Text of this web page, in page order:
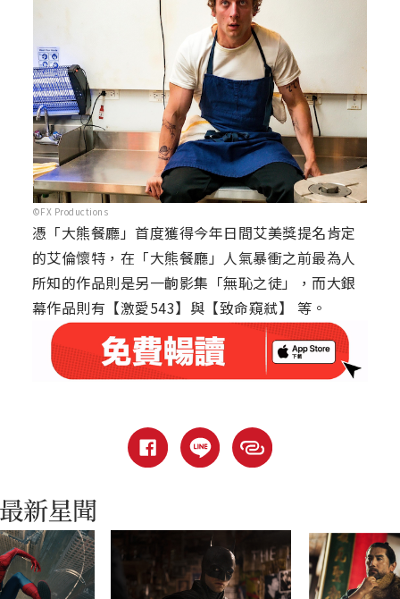
©FX Productions
憑「大熊餐廳」首度獲得今年日間艾美獎提名肯定
的艾倫懷特，在「大熊餐廳」人氣暴衝之前最為人
所知的作品則是另一齣影集「無恥之徒」，而大銀
幕作品則有【激愛543】與【致命窺弒】 等。